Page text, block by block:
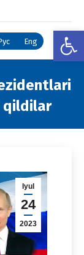
Eng
qildilar
Iyul
24
2023